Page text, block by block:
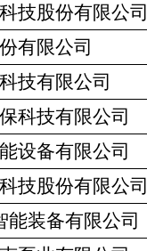
技股份有限公
有限公司
技有限公司
科技有限公司
设备有限公司
技股份有限公
能装备有限公司